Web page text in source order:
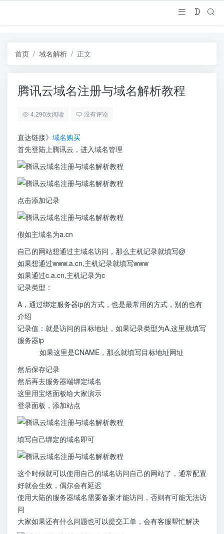
首页 域名解析 正文
腾讯云域名注册与域名解析教程
4,290次阅读 没有评论
直达链接》 域名购买
首先登陆上腾讯云，进入域名管理
点击添加记录
假如主域名为a.cn
自己的网站想通过主域名访问，那么主机记录就填写@
如果想通过www.a.cn,主机记录就填写www
如果通过c.a.cn,主机记录为c
记录类型：
A，通过绑定服务器ip的方式，也是最常用的方式，别的也有
介绍
记录值：就是访问的目标地址，如果记录类型为A,这里就填写
服务器ip
如果这里是CNAME，那么就填写目标地址网址
然后保存记录
然后再去服务器端绑定域名
这里用宝塔面板给大家演示
登录面板，添加站点
填写自己绑定的域名即可
这个时候就可以使用自己的域名访问自己的网站了，通常配置
好就会生效，偶尔会有延迟
使用大陆的服务器域名需要备案才能访问，否则有可能无法访
问
大家如果还有什么问题也可以提交工单，会有客服帮忙解决